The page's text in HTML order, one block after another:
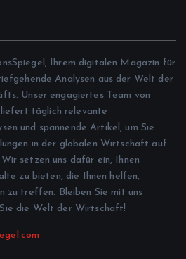
Ihrem digitalen Magazin für
Analysen aus der Welt der
Unser engagiertes Team von
liefert täglich relevante
und spannende Artikel, um Sie
in der globalen Wirtschaft auf
setzen uns dafür ein, Ihnen
zu bieten, die Ihnen helfen,
zu treffen. Bleiben Sie mit uns
die Welt der Wirtschaft!